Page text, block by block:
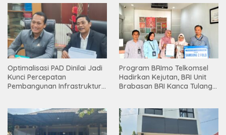
Optimalisasi PAD Dinilai Jadi
Kunci Percepatan
Pembangunan Infrastruktur
Program BRImo Telkomsel
Hadirkan Kejutan, BRI Unit
Brabasan BRI Kanca Tulang
Mesuji